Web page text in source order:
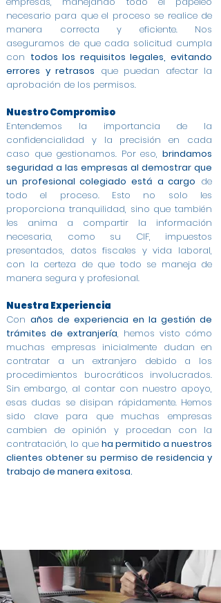
necesario para que el proceso se realice de
manera correcta y eficiente. Nos
aseguramos de que cada solicitud cumpla
con todos los requisitos legales, evitando
errores y retrasos que puedan afectar la
aprobación de los permisos.
Nuestro Compromiso
Entendemos la importancia de la
confidencialidad y la precisión en cada
caso que gestionamos. Por eso, brindamos
seguridad a las empresas al demostrar que
un profesional colegiado está a cargo de
todo el proceso. Esto no solo les
proporciona tranquilidad, sino que también
les anima a compartir la información
necesaria, como su CIF, impuestos
presentados, datos fiscales y vida laboral,
con la certeza de que todo se maneja de
manera segura y profesional.
Nuestra Experiencia
Con años de experiencia en la gestión de
trámites de extranjería, hemos visto cómo
muchas empresas inicialmente dudan en
contratar a un extranjero debido a los
procedimientos burocráticos involucrados.
Sin embargo, al contar con nuestro apoyo,
esas dudas se disipan rápidamente. Hemos
sido clave para que muchas empresas
cambien de opinión y procedan con la
contratación, lo que ha permitido a nuestros
clientes obtener su permiso de residencia y
trabajo de manera exitosa.